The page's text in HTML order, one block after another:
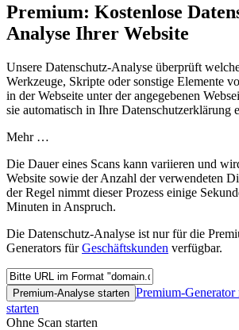
Premium: Kostenlose
Analyse Ihrer Website
Unsere Datenschutz-Analyse überprüft
Werkzeuge, Skripte oder sonstige Elemente
in der Webseite unter der angegebenen
sie automatisch in Ihre Datenschutzerklärung
Mehr …
Die Dauer eines Scans kann variieren und
Website sowie der Anzahl der verwendeten
der Regel nimmt dieser Prozess einige
Minuten in Anspruch.
Die Datenschutz-Analyse ist nur für die
Generators fürGeschäftskunden verfügbar.
Premium-Analyse starten Premium-
starten
Ohne Scan starten